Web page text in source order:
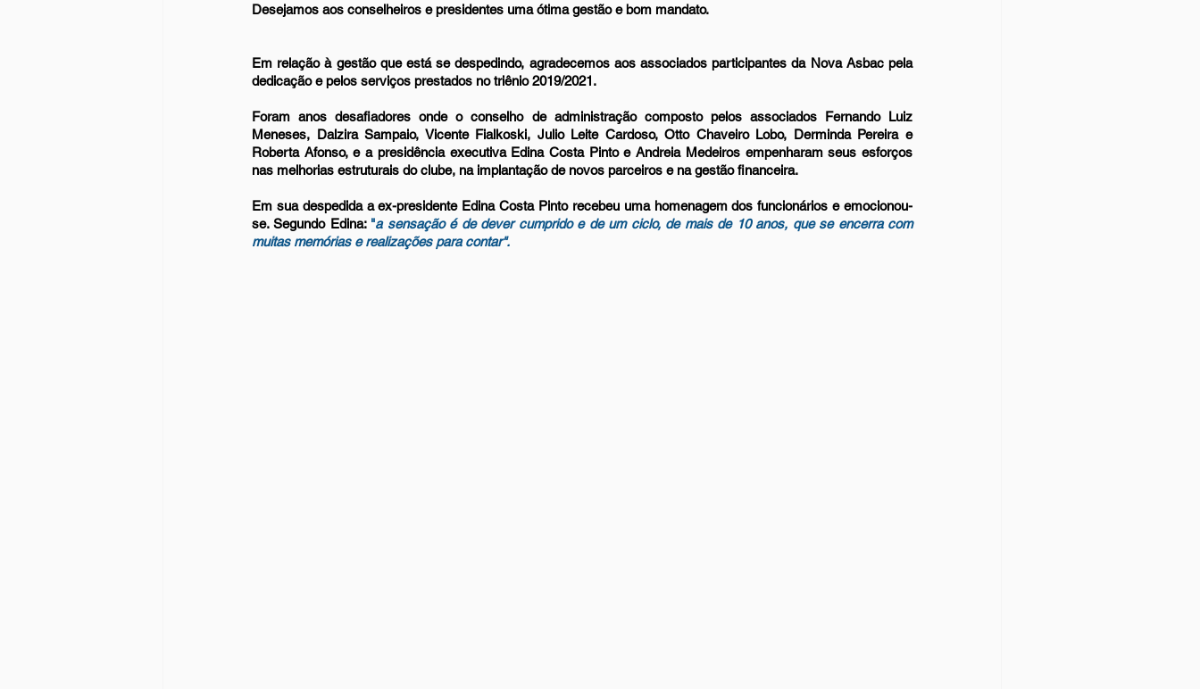
Desejamos aos conselheiros e presidentes uma ótima gestão e bom mandato.
Em relação à gestão que está se despedindo, agradecemos aos associados participantes da Nova Asbac pela
dedicação e pelos serviços prestados no triênio 2019/2021.
Foram anos desafiadores onde o conselho de administração composto pelos associados Fernando Luiz
Meneses, Dalzira Sampaio, Vicente Fialkoski, Julio Leite Cardoso, Otto Chaveiro Lobo, Derminda Pereira e
Roberta Afonso, e a presidência executiva Edina Costa Pinto e Andreia Medeiros empenharam seus esforços
nas melhorias estruturais do clube, na implantação de novos parceiros e na gestão financeira.
Em sua despedida a ex-presidente Edina Costa Pinto recebeu uma homenagem dos funcionários e emocionou-
se. Segundo Edina: "a sensação é de dever cumprido e de um ciclo, de mais de 10 anos, que se encerra com
muitas memórias e realizações para contar".